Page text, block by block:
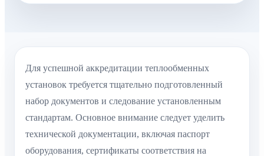
Для успешной аккредитации теплообменных
установок требуется тщательно подготовленный
набор документов и следование установленным
стандартам. Основное внимание следует уделить
технической документации, включая паспорт
оборудования, сертификаты соответствия на